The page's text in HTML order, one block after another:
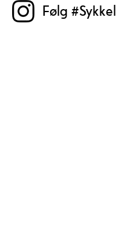
Følg